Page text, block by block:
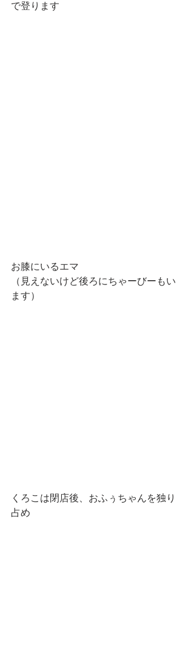
で登ります
お膝にいるエマ
（見えないけど後ろにちゃーびーもい
ます）
くろこは閉店後、おふぅちゃんを独り
占め